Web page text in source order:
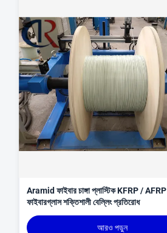
Aramid ফাইবার চাঙ্গা প্লাস্টিক KFRP / AFRP
ফাইবারগ্লাস শক্তিশালী বেল্লিং প্রতিরোধ
আরও পড়ুন